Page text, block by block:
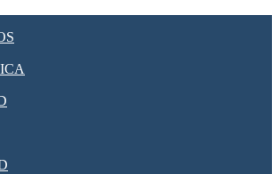
TRANSIENTES SPDS PARA
FOTOVOLTAICAS